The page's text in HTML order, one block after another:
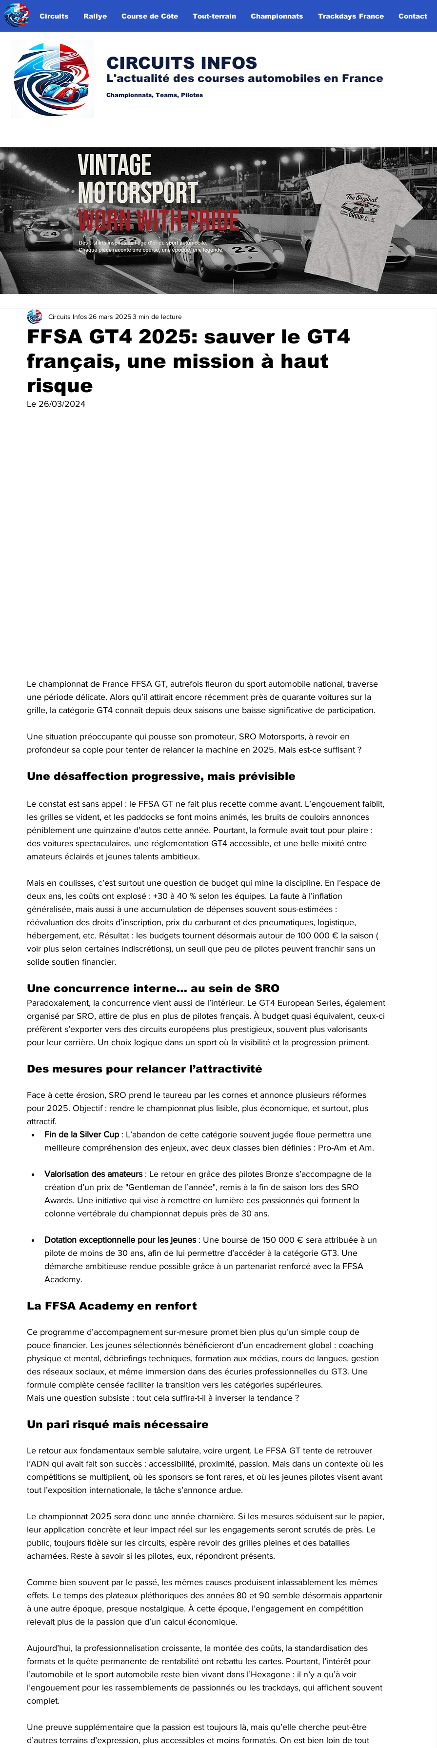
Circuits Rallye Course de Côte Tout-terrain Championnats Trackdays France Contact
CIRCUITS INFOS
L'actualité des courses automobiles en France
Championnats, Teams, Pilotes
FFSA GT4 2025: sauver le GT4
français, une mission à haut
risque
Circuits Infos 26 mars 20253 min de lecture
Le 26/03/2024
Le championnat de France FFSA GT, autrefois fleuron du sport automobile national, traverse
une période délicate. Alors qu’il attirait encore récemment près de quarante voitures sur la
grille, la catégorie GT4 connaît depuis deux saisons une baisse significative de participation.
Une situation préoccupante qui pousse son promoteur, SRO Motorsports, à revoir en
profondeur sa copie pour tenter de relancer la machine en 2025. Mais est-ce suffisant ?
Une désaffection progressive, mais prévisible
Le constat est sans appel : le FFSA GT ne fait plus recette comme avant. L’engouement faiblit,
les grilles se vident, et les paddocks se font moins animés, les bruits de couloirs annonces
péniblement une quinzaine d'autos cette année. Pourtant, la formule avait tout pour plaire :
des voitures spectaculaires, une réglementation GT4 accessible, et une belle mixité entre
amateurs éclairés et jeunes talents ambitieux.
Mais en coulisses, c’est surtout une question de budget qui mine la discipline. En l’espace de
deux ans, les coûts ont explosé : +30 à 40 % selon les équipes. La faute à l’inflation
généralisée, mais aussi à une accumulation de dépenses souvent sous-estimées :
réévaluation des droits d’inscription, prix du carburant et des pneumatiques, logistique,
hébergement, etc. Résultat : les budgets tournent désormais autour de 100 000 € la saison (
voir plus selon certaines indiscrétions), un seuil que peu de pilotes peuvent franchir sans un
solide soutien financier.
Une concurrence interne… au sein de SRO
Paradoxalement, la concurrence vient aussi de l’intérieur. Le GT4 European Series, également
organisé par SRO, attire de plus en plus de pilotes français. À budget quasi équivalent, ceux-ci
préfèrent s’exporter vers des circuits européens plus prestigieux, souvent plus valorisants
pour leur carrière. Un choix logique dans un sport où la visibilité et la progression priment.
Des mesures pour relancer l’attractivité
Face à cette érosion, SRO prend le taureau par les cornes et annonce plusieurs réformes
pour 2025. Objectif : rendre le championnat plus lisible, plus économique, et surtout, plus
attractif.
Fin de la Silver Cup : L’abandon de cette catégorie souvent jugée floue permettra une
meilleure compréhension des enjeux, avec deux classes bien définies : Pro-Am et Am.
Valorisation des amateurs : Le retour en grâce des pilotes Bronze s’accompagne de la
création d’un prix de "Gentleman de l’année", remis à la fin de saison lors des SRO
Awards. Une initiative qui vise à remettre en lumière ces passionnés qui forment la
colonne vertébrale du championnat depuis près de 30 ans.
Dotation exceptionnelle pour les jeunes : Une bourse de 150 000 € sera attribuée à un
pilote de moins de 30 ans, afin de lui permettre d’accéder à la catégorie GT3. Une
démarche ambitieuse rendue possible grâce à un partenariat renforcé avec la FFSA
Academy.
La FFSA Academy en renfort
Ce programme d’accompagnement sur-mesure promet bien plus qu’un simple coup de
pouce financier. Les jeunes sélectionnés bénéficieront d’un encadrement global : coaching
physique et mental, débriefings techniques, formation aux médias, cours de langues, gestion
des réseaux sociaux, et même immersion dans des écuries professionnelles du GT3. Une
formule complète censée faciliter la transition vers les catégories supérieures.
Mais une question subsiste : tout cela suffira-t-il à inverser la tendance ?
Un pari risqué mais nécessaire
Le retour aux fondamentaux semble salutaire, voire urgent. Le FFSA GT tente de retrouver
l’ADN qui avait fait son succès : accessibilité, proximité, passion. Mais dans un contexte où les
compétitions se multiplient, où les sponsors se font rares, et où les jeunes pilotes visent avant
tout l’exposition internationale, la tâche s’annonce ardue.
Le championnat 2025 sera donc une année charnière. Si les mesures séduisent sur le papier,
leur application concrète et leur impact réel sur les engagements seront scrutés de près. Le
public, toujours fidèle sur les circuits, espère revoir des grilles pleines et des batailles
acharnées. Reste à savoir si les pilotes, eux, répondront présents.
Comme bien souvent par le passé, les mêmes causes produisent inlassablement les mêmes
effets. Le temps des plateaux pléthoriques des années 80 et 90 semble désormais appartenir
à une autre époque, presque nostalgique. À cette époque, l’engagement en compétition
relevait plus de la passion que d’un calcul économique.
Aujourd’hui, la professionnalisation croissante, la montée des coûts, la standardisation des
formats et la quête permanente de rentabilité ont rebattu les cartes. Pourtant, l’intérêt pour
l’automobile et le sport automobile reste bien vivant dans l’Hexagone : il n’y a qu’à voir
l’engouement pour les rassemblements de passionnés ou les trackdays, qui affichent souvent
complet.
Une preuve supplémentaire que la passion est toujours là, mais qu’elle cherche peut-être
d’autres terrains d’expression, plus accessibles et moins formatés. On est bien loin de tout